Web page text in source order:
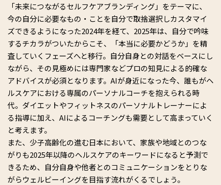
「未来につながるセルフケアブランディング」をテーマに、
今の自分に必要なもの・ことを自分で取捨選択しカスタマイ
ズできるようになった2024年を経て、2025年は、自分で吟味
するチカラがついたからこそ、「本当に必要かどうか」を精
査していくフェーズへと移行。自分自身との対話をベースにし
ながら、その見極めには専門家などプロの知見による的確な
アドバイスが必須となります。AIが身近になった今、誰もがヘ
ルスケアにおける専属のパーソナルコーチを抱えられる時
代。ダイエットやフィットネスのパーソナルトレーナーによ
る指導に加え、AIによるコーチングも需要として高まっていく
と考えます。
また、少子高齢化の進む日本において、家族や地域とのつな
がりも2025年以降のヘルスケアのキーワードになると予測で
きるため、自分自身や他者とのコミュニケーションをとりな
がらウェルビーイングを目指す流れがくるでしょう。